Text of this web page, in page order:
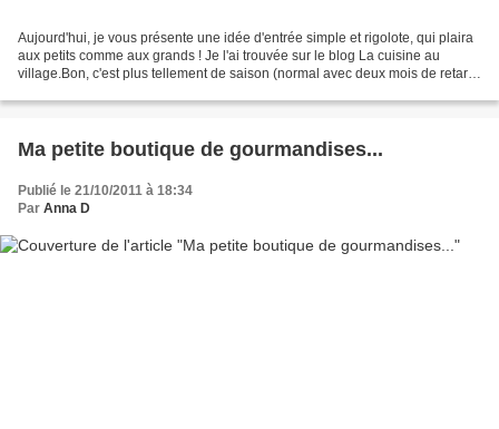
Aujourd'hui, je vous présente une idée d'entrée simple et rigolote, qui plaira
aux petits comme aux grands ! Je l'ai trouvée sur le blog La cuisine au
village.Bon, c'est plus tellement de saison (normal avec deux mois de retard
Ma petite boutique de gourmandises...
Publié le 21/10/2011 à 18:34
Par Anna D